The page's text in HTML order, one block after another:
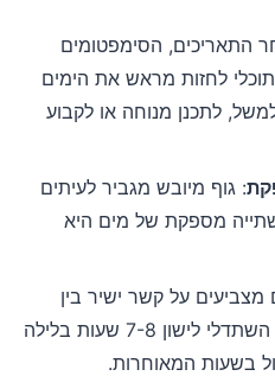
התאריכים, הסימפטומים
לחזות מראש את הימים
לתכנן מנוחה או לקבוע
: גוף מיובש מגביר לעיתים
שתייה מספקת של מים היא
על קשר ישיר בין
איכות השינה לרמת הכאב. השתדלי לישון 7-8 שעות בלילה
בשעות המאוחרות.